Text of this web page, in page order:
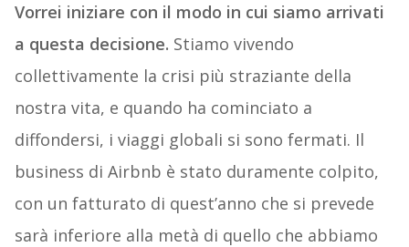
Vorrei iniziare con il modo in cui siamo arrivati
a questa decisione. Stiamo vivendo
collettivamente la crisi più straziante della
nostra vita, e quando ha cominciato a
diffondersi, i viaggi globali si sono fermati. Il
business di Airbnb è stato duramente colpito,
con un fatturato di quest’anno che si prevede
sarà inferiore alla metà di quello che abbiamo